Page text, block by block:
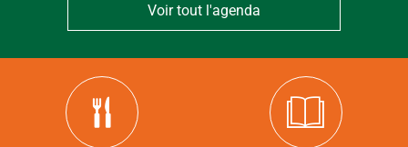
Voir tout l'agenda